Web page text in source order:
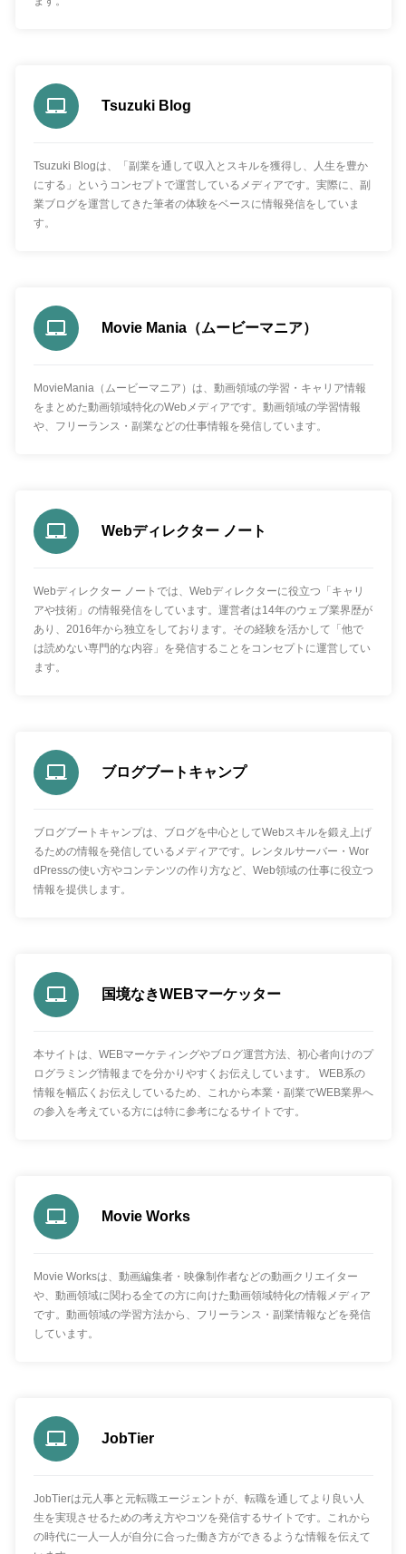
Tsuzuki Blog
Tsuzuki Blogは、「副業を通して収入とスキルを獲得し、人生を豊か
にする」というコンセプトで運営しているメディアです。実際に、副
業ブログを運営してきた筆者の体験をベースに情報発信をしていま
す。
Movie Mania（ムービーマニア）
MovieMania（ムービーマニア）は、動画領域の学習・キャリア情報
をまとめた動画領域特化のWebメディアです。動画領域の学習情報
や、フリーランス・副業などの仕事情報を発信しています。
Webディレクター ノート
Webディレクター ノートでは、Webディレクターに役立つ「キャリ
アや技術」の情報発信をしています。運営者は14年のウェブ業界歴が
あり、2016年から独立をしております。その経験を活かして「他で
は読めない専門的な内容」を発信することをコンセプトに運営してい
ます。
ブログブートキャンプ
ブログブートキャンプは、ブログを中心としてWebスキルを鍛え上げ
るための情報を発信しているメディアです。レンタルサーバー・Wor
dPressの使い方やコンテンツの作り方など、Web領域の仕事に役立つ
情報を提供します。
国境なきWEBマーケッター
本サイトは、WEBマーケティングやブログ運営方法、初心者向けのプ
ログラミング情報までを分かりやすくお伝えしています。 WEB系の
情報を幅広くお伝えしているため、これから本業・副業でWEB業界へ
の参入を考えている方には特に参考になるサイトです。
Movie Works
Movie Worksは、動画編集者・映像制作者などの動画クリエイター
や、動画領域に関わる全ての方に向けた動画領域特化の情報メディア
です。動画領域の学習方法から、フリーランス・副業情報などを発信
しています。
JobTier
JobTierは元人事と元転職エージェントが、転職を通してより良い人
生を実現させるための考え方やコツを発信するサイトです。これから
の時代に一人一人が自分に合った働き方ができるような情報を伝えて